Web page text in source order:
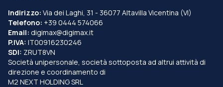
Indirizzo: Via dei Laghi, 31 - 36077 Altavilla Vicentina (VI)
Telefono: +39 0444 574066
Email: digimax@digimax.it
P.IVA: IT00916230246
SDI: ZRUT8VN
Società unipersonale, società sottoposta ad altrui attività di
direzione e coordinamento di
M2 NEXT HOLDING SRL